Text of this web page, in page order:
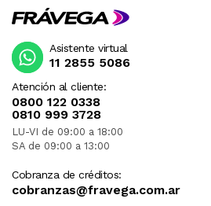
Atención al cliente:
0800 122 0338
0810 999 3728
LU-VI de 09:00 a 18:00
SA de 09:00 a 13:00
Cobranza de créditos:
cobranzas@fravega.com.ar
Asistente virtual
11 2855 5086